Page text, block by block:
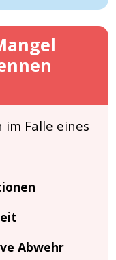
im Falle eines
Abwehr